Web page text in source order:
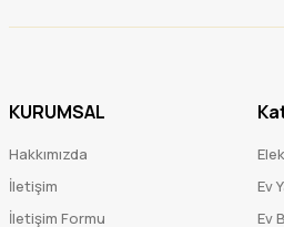
KURUMSAL
Hakkımızda
İletişim
İletişim Formu
Ev
Ev